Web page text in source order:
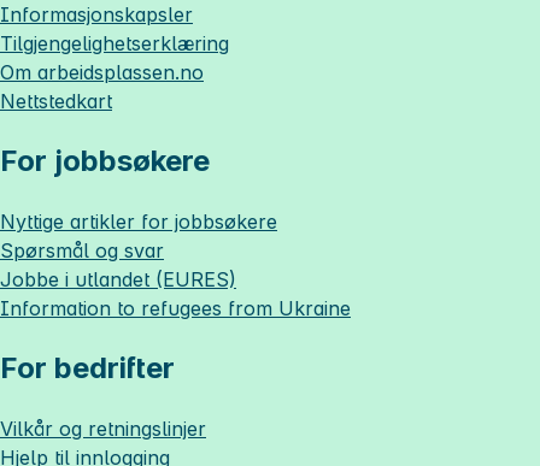
Informasjonskapsler
Tilgjengelighetserklæring
Om arbeidsplassen.no
Nettstedkart
For jobbsøkere
Nyttige artikler for jobbsøkere
Spørsmål og svar
Jobbe i utlandet (EURES)
Information to refugees from Ukraine
For bedrifter
Vilkår og retningslinjer
Hjelp til innlogging